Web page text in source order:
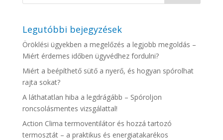
Legutóbbi bejegyzések
Öröklési ügyekben a megelőzés a legjobb megoldás –
Miért érdemes időben ügyvédhez fordulni?
Miért a beépíthető sütő a nyerő, és hogyan spórolhat
rajta sokat?
A láthatatlan hiba a legdrágább – Spóroljon
roncsolásmentes vizsgálattal!
Action Clima termoventilátor és hozzá tartozó
termosztát – a praktikus és energiatakarékos